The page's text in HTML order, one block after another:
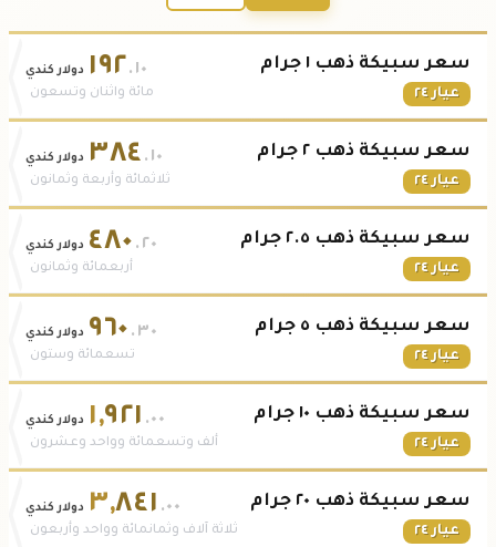
سعر سبيكة ذهب ١ جرام
عيار ٢٤
١٩٢.١٠ دولار كندي
مائة واثنان وتسعون
سعر سبيكة ذهب ٢ جرام
عيار ٢٤
٣٨٤ .١٠ دولار كندي
ثلاثمائة وأربعة وثمانون
سعر سبيكة ذهب ٢.٥ جرام
عيار ٢٤
٤٨٠ .٢٠ دولار كندي
أربعمائة وثمانون
سعر سبيكة ذهب ٥ جرام
عيار ٢٤
٩٦٠ .٣٠ دولار كندي
تسعمائة وستون
سعر سبيكة ذهب ١٠ جرام
عيار ٢٤
١,٩٢١ .٠٠ دولار كندي
ألف وتسعمائة وواحد وعشرون
سعر سبيكة ذهب ٢٠ جرام
عيار ٢٤
٣,٨٤١ .٠٠ دولار كندي
ثلاثة آلاف وثمانمائة وواحد وأربعون